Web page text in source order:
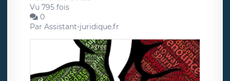
Vu 795 fois
0
Par Assistant-juridique.fr